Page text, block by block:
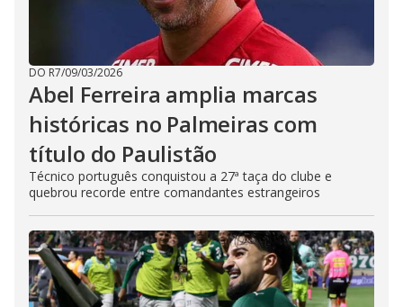
DO R7/09/03/2026
Abel Ferreira amplia marcas
históricas no Palmeiras com
título do Paulistão
Técnico português conquistou a 27ª taça do clube e
quebrou recorde entre comandantes estrangeiros